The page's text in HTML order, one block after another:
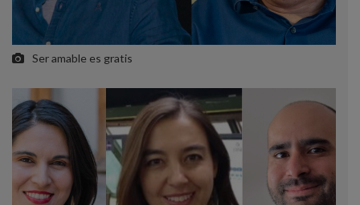
Ser amable es gratis